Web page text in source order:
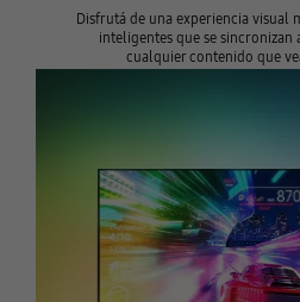
Disfrutá de una experiencia visual
inteligentes que se sincronizan
cualquier contenido que